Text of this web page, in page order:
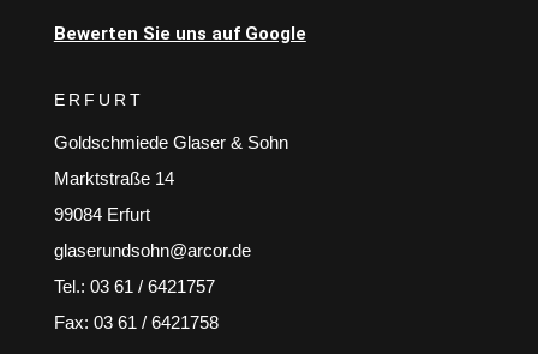
Bewerten Sie uns auf Google
ERFURT
Goldschmiede Glaser & Sohn
Marktstraße 14
99084 Erfurt
glaserundsohn@arcor.de
Tel.: 03 61 / 6421757
Fax: 03 61 / 6421758